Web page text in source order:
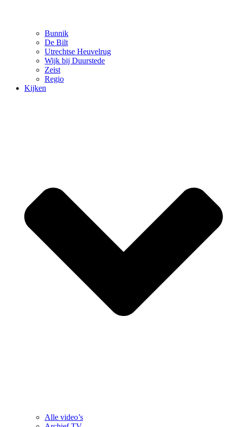
Bunnik
De Bilt
Utrechtse Heuvelrug
Wijk bij Duurstede
Zeist
Regio
Kijken
Alle video’s